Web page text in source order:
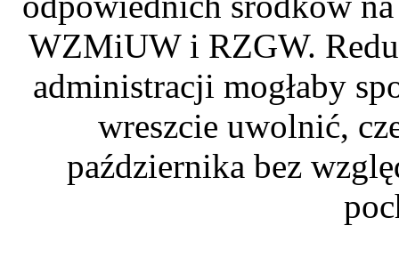
WZMiUW i RZGW.
administracji mogłaby
wreszcie uwolnić,
października bez